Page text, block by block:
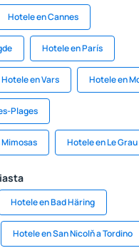
Hotele en Cannes
Hotele en París
Hotele en Vars Hotele en
Plages
Hotele en Le Grau
Hotele en Bad Häring
Hotele en San Nicolň a Tordino